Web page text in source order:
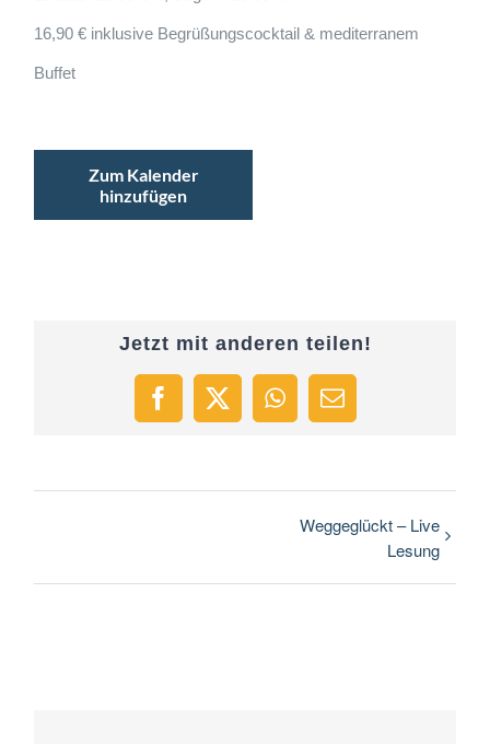
16,90 € inklusive Begrüßungscocktail & mediterranem
Buffet
Zum Kalender
hinzufügen
Jetzt mit anderen teilen!
Facebook
X WhatsApp
E-
Weggeglückt – Live
Lesung